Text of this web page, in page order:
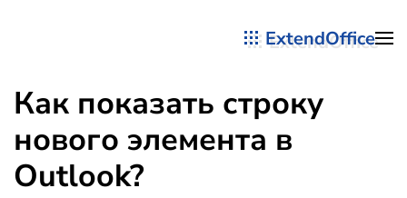
ExtendOffice
Как показать строку
нового элемента в
Outlook?